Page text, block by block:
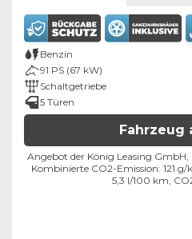
Benzin
91 PS (67 kW)
Schaltgetriebe
5 Türen
Fahrzeug
Angebot der König Leasing GmbH,
Kombinierte CO2-Emission: 121 g/
5,3 l/100 km,